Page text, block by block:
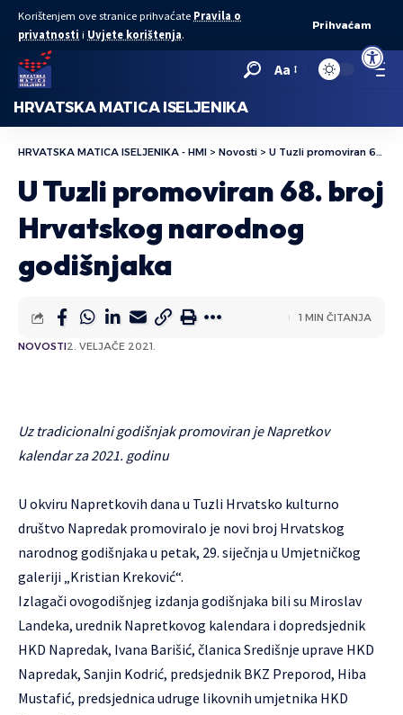
Korištenjem ove stranice prihvaćate Pravila o
privatnosti i Uvjete korištenja.
Prihvaćam
Aa
HRVATSKA MATICA ISELJENIKA
HRVATSKA MATICA ISELJENIKA - HMI > Novosti > U Tuzli promoviran 68. broj Hrvatskog narodnog godišnjaka
U Tuzli promoviran 68. broj
Hrvatskog narodnog
godišnjaka
NOVOSTI2. VELJAČE 2021.
1 MIN ČITANJA
Uz tradicionalni godišnjak promoviran je Napretkov
kalendar za 2021. godinu
U okviru Napretkovih dana u Tuzli Hrvatsko kulturno
društvo Napredak promoviralo je novi broj Hrvatskog
narodnog godišnjaka u petak, 29. siječnja u Umjetničkog
galeriji „Kristian Kreković“.
Izlagači ovogodišnjeg izdanja godišnjaka bili su Miroslav
Landeka, urednik Napretkovog kalendara i dopredsjednik
HKD Napredak, Ivana Barišić, članica Središnje uprave HKD
Napredak, Sanjin Kodrić, predsjednik BKZ Preporod, Hiba
Mustafić, predsjednica udruge likovnih umjetnika HKD
Open